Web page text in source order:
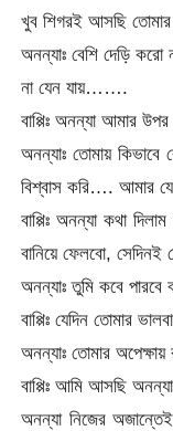
খুব শিগরই আসছি
অনন্যাঃ বেশি দেড়ি
না যেন যায়…….
বাপ্পিঃ অনন্যা আমার
অনন্যাঃ তোমায়
বিশ্বাস করি…. আমার
বাপ্পিঃ অনন্যা কথা
বানিয়ে ফেলবো,
অনন্যাঃ তুমি কবে পারবে
বাপ্পিঃ যেদিন তোমার
অনন্যাঃ তোমার অপেক্ষায়
বাপ্পিঃ আমি আসছি
অনন্যা নিজের